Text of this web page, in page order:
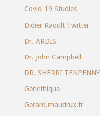
Covid-19 Studies
Didier Raoult Twitter
Dr. ARDIS
Dr. John Campbell
DR. SHERRI TENPENNY
Gènéthique
Gerard.maudrux.fr